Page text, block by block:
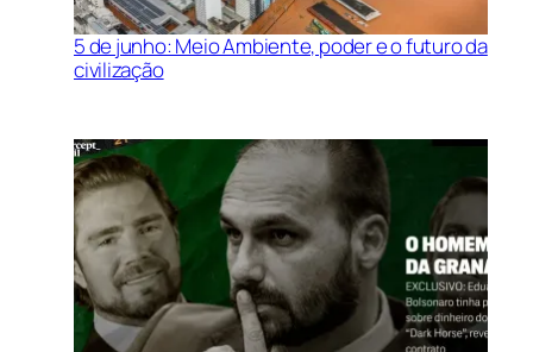
5 de junho: Meio Ambiente, poder e o futuro da
civilização